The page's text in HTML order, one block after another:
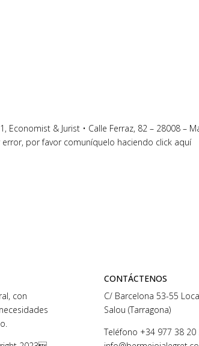
Economist & Jurist • Calle Ferraz, 82 – 28008 –
por favor comuníquelo haciendo click aquí
con
CONTÁCTENOS
C/ Barcelona 53-55
Salou (Tarragona)
Teléfono +34 977 38 20